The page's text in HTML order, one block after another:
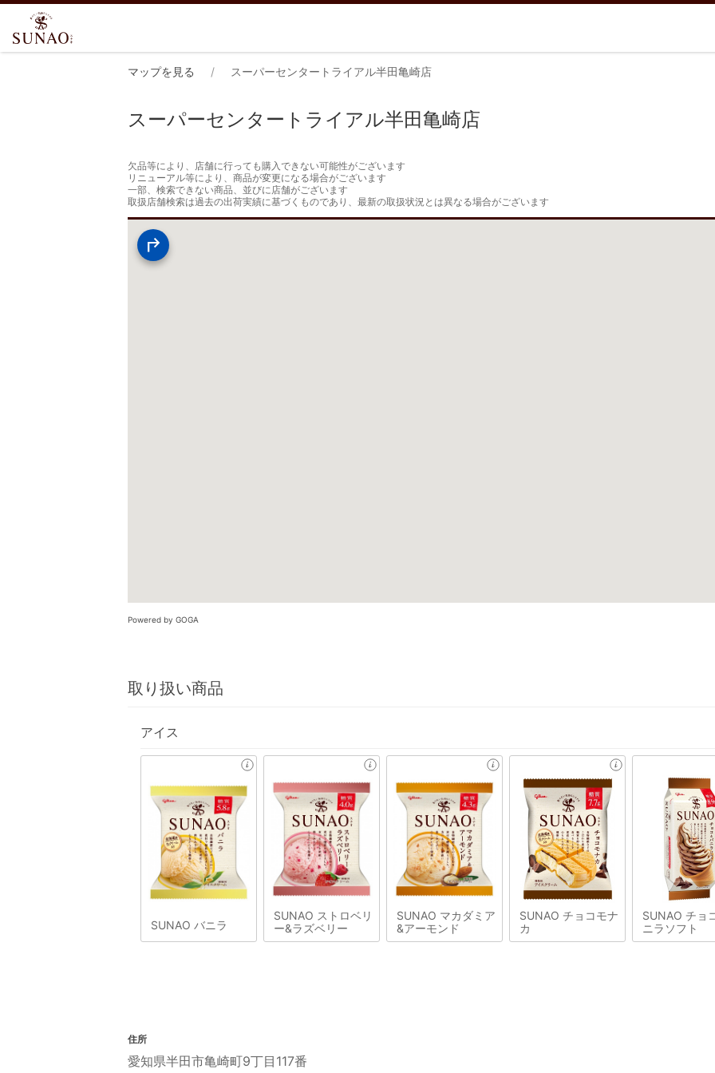
マップを見る スーパーセンタートライアル半田亀崎店
スーパーセンタートライアル半田亀崎店
欠品等により、店舗に行っても購入できない可能性がございます
リニューアル等により、商品が変更になる場合がございます
一部、検索できない商品、並びに店舗がございます
取扱店舗検索は過去の出荷実績に基づくものであり、最新の取扱状況とは異なる場合がございます
Powered by GOGA
取り扱い商品
アイス
SUNAO バニラ
SUNAO ストロベリ
ー&ラズベリー
SUNAO マカダミア
&アーモンド
SUNAO チョコモナ
カ
SUNAO チョ
ニラソフト
住所
愛知県半田市亀崎町9丁目117番